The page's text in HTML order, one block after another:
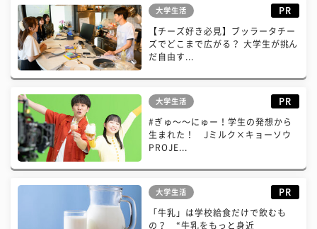
大学生活 PR
【チーズ好き必見】ブッラータチー
ズでどこまで広がる？ 大学生が挑ん
だ自由す...
大学生活 PR
#ぎゅ〜〜にゅー！学生の発想から
生まれた！ Jミルク×キョーソウ
PROJE...
大学生活 PR
「牛乳」は学校給食だけで飲むも
の？ “牛乳をもっと身近